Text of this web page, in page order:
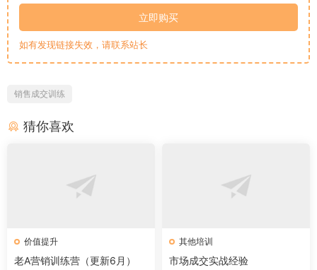
立即购买
如有发现链接失效，请联系站长
销售成交训练
猜你喜欢
价值提升
老A营销训练营（更新6月）
其他培训
市场成交实战经验